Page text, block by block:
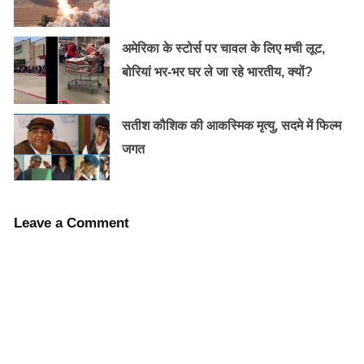
कृष्णाराज राय) ने उसका पालन-पोषण किया।
अमेरिका के स्टोर्स पर चावल के लिए मची लूट,
बोरियां भर-भर घर ले जा रहे भारतीय, क्यों?
सतीश कौशिक की आकस्मिक मृत्यु, सदमे में फिल्म
जगत
Leave a Comment